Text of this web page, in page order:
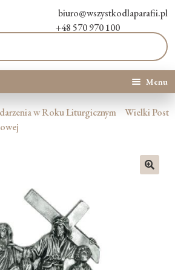
biuro@wszystkodlaparafii.pl
+48 570 970 100
Menu
w Roku Liturgicznym
Wielki Post